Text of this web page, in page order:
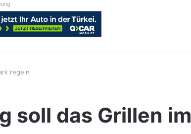
regeln
soll das Grillen im